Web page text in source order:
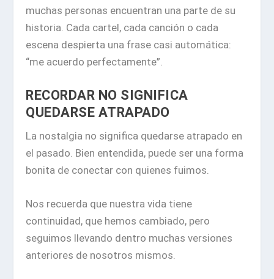
muchas personas encuentran una parte de su
historia. Cada cartel, cada canción o cada
escena despierta una frase casi automática:
“me acuerdo perfectamente”.
RECORDAR NO SIGNIFICA
QUEDARSE ATRAPADO
La nostalgia no significa quedarse atrapado en
el pasado. Bien entendida, puede ser una forma
bonita de conectar con quienes fuimos.
Nos recuerda que nuestra vida tiene
continuidad, que hemos cambiado, pero
seguimos llevando dentro muchas versiones
anteriores de nosotros mismos.